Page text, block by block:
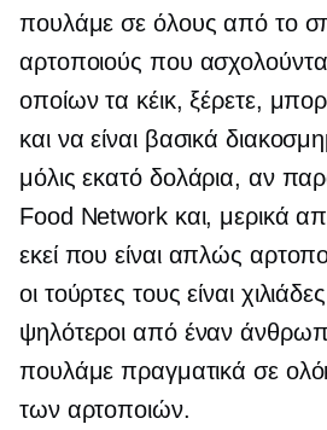
πουλάμε σε όλους από το
αρτοποιούς που
οποίων τα κέικ, ξέρετε,
και να είναι βασικά
μόλις εκατό δολάρια, αν
Food Network και, μερικά
εκεί που είναι απλώς
οι τούρτες τους είναι
ψηλότεροι από έναν
πουλάμε πραγματικά σε
των αρτοποιών.